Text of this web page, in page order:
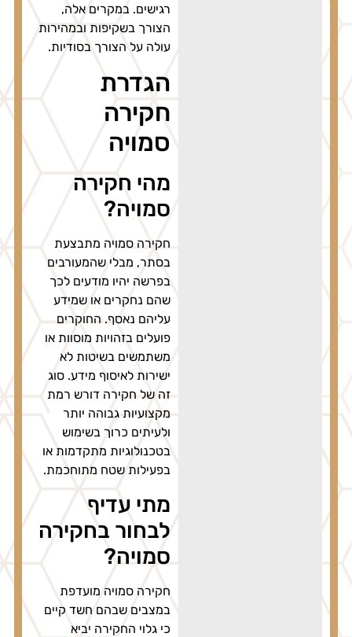
רגישים. במקרים אלה,
הצורך בשקיפות ובמהירות
עולה על הצורך בסודיות.
הגדרת
חקירה
סמויה
מהי חקירה
סמויה?
חקירה סמויה מתבצעת
בסתר, מבלי שהמעורבים
בפרשה יהיו מודעים לכך
שהם נחקרים או שמידע
עליהם נאסף. החוקרים
פועלים בזהויות מוסוות או
משתמשים בשיטות לא
ישירות לאיסוף מידע. סוג
זה של חקירה דורש רמת
מקצועיות גבוהה יותר
ולעיתים כרוך בשימוש
בטכנולוגיות מתקדמות או
בפעילות שטח מתוחכמת.
מתי עדיף
לבחור בחקירה
סמויה?
חקירה סמויה מועדפת
במצבים שבהם חשד קיים
כי גלוי החקירה יביא